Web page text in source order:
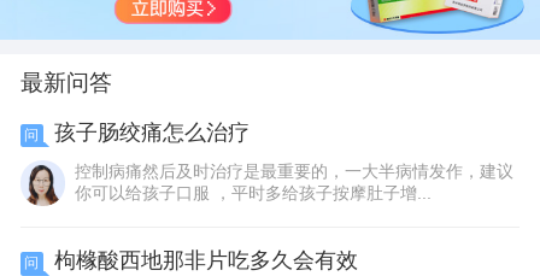
最新问答
问 孩子肠绞痛怎么治疗
控制病痛然后及时治疗是最重要的，一大半病情发作，建议
你可以给孩子口服 ，平时多给孩子按摩肚子增...
问 枸橼酸西地那非片吃多久会有效